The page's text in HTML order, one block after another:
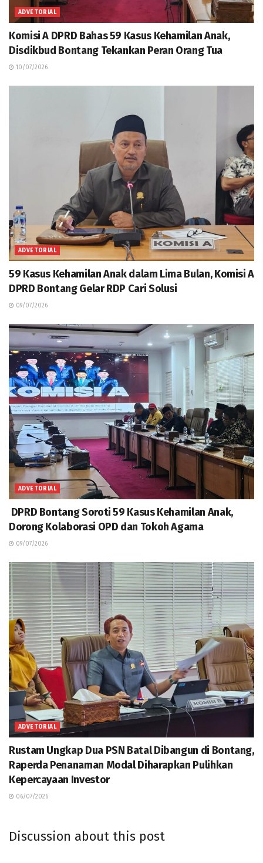
ADVETORIAL
Komisi A DPRD Bahas 59 Kasus Kehamilan Anak,
Disdikbud Bontang Tekankan Peran Orang Tua
10/07/2026
ADVETORIAL
59 Kasus Kehamilan Anak dalam Lima Bulan, Komisi A
DPRD Bontang Gelar RDP Cari Solusi
09/07/2026
ADVETORIAL
DPRD Bontang Soroti 59 Kasus Kehamilan Anak,
Dorong Kolaborasi OPD dan Tokoh Agama
09/07/2026
ADVETORIAL
Rustam Ungkap Dua PSN Batal Dibangun di Bontang,
Raperda Penanaman Modal Diharapkan Pulihkan
Kepercayaan Investor
06/07/2026
Discussion about this post